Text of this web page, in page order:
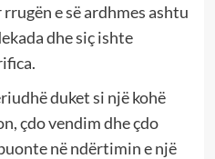
e së ardhmes ashtu
dhe siç ishte
duket si një kohë
çdo vendim dhe çdo
në ndërtimin e një